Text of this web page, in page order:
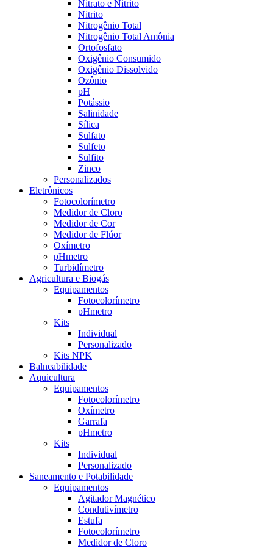
Nitrato e Nitrito
Nitrito
Nitrogênio Total
Nitrogênio Total Amônia
Ortofosfato
Oxigênio Consumido
Oxigênio Dissolvido
Ozônio
pH
Potássio
Salinidade
Sílica
Sulfato
Sulfeto
Sulfito
Zinco
Personalizados
Eletrônicos
Fotocolorímetro
Medidor de Cloro
Medidor de Cor
Medidor de Flúor
Oxímetro
pHmetro
Turbidímetro
Agricultura e Biogás
Equipamentos
Fotocolorímetro
pHmetro
Kits
Individual
Personalizado
Kits NPK
Balneabilidade
Aquicultura
Equipamentos
Fotocolorímetro
Oxímetro
Garrafa
pHmetro
Kits
Individual
Personalizado
Saneamento e Potabilidade
Equipamentos
Agitador Magnético
Condutivímetro
Estufa
Fotocolorímetro
Medidor de Cloro